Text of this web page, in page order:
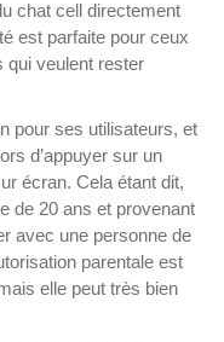
chat cell directement
est parfaite pour ceux
qui veulent rester
pour ses utilisateurs, et
d’appuyer sur un
écran. Cela étant dit,
de 20 ans et provenant
avec une personne de
parentale est
elle peut très bien